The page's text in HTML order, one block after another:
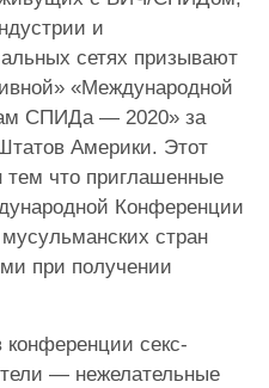
и
сетях призывают
«Международной
СПИДа — 2020» за
Америки. Этот
тем что приглашенные
Конференции
стран
при получении
секс-
— нежелательные